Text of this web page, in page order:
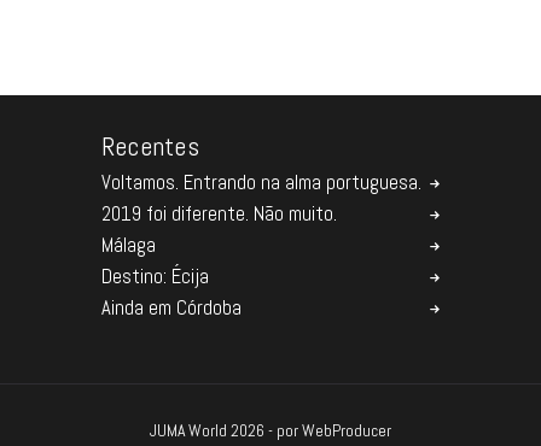
Recentes
Voltamos. Entrando na alma portuguesa.
2019 foi diferente. Não muito.
Málaga
Destino: Écija
Ainda em Córdoba
JUMA World 2026 - porWebProducer